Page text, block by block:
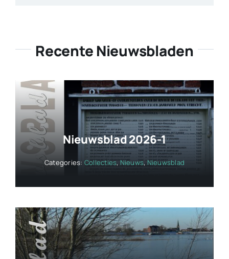
Recente Nieuwsbladen
Nieuwsblad 2026-1
Categories: Collecties, Nieuws, Nieuwsblad